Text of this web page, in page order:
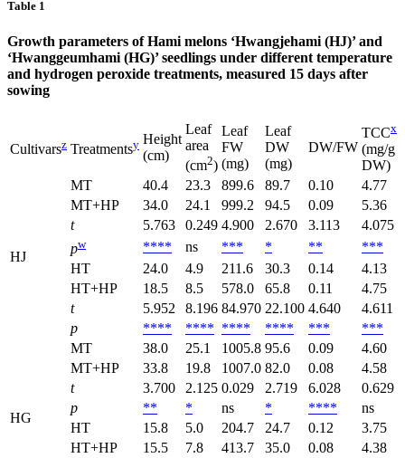
Table 1
Growth parameters of Hami melons ‘Hwangjehami (HJ)’ and
‘Hwanggeumhami (HG)’ seedlings under different temperature
and hydrogen peroxide treatments, measured 15 days after
sowing
Cultivarsz Treatmentsy Height
(cm)
Leaf
area
(cm2)
Leaf
FW
(mg)
Leaf
DW
(mg)
DW/FW
TCCx
(mg/g
DW)
HJ
MT 40.4 23.3 899.6 89.7 0.10
4.77
MT+HP
34.0 24.1 999.2 94.5 0.09
5.36
t
5.763 0.249 4.900 2.670 3.113
4.075
pw **** ns *** * **
***
HT
24.0 4.9 211.6 30.3 0.14
4.13
HT+HP
18.5 8.5 578.0 65.8 0.11
4.75
t
5.952 8.196 84.970 22.100 4.640
4.611
p
**** **** **** **** *** ***
HG
MT 38.0 25.1 1005.8 95.6 0.09
4.60
MT+HP
33.8 19.8 1007.0 82.0 0.08
4.58
t
3.700 2.125 0.029 2.719 6.028
0.629
p
** * ns * ****
ns
HT
15.8 5.0 204.7 24.7 0.12
3.75
HT+HP
15.5 7.8 413.7 35.0 0.08
4.38